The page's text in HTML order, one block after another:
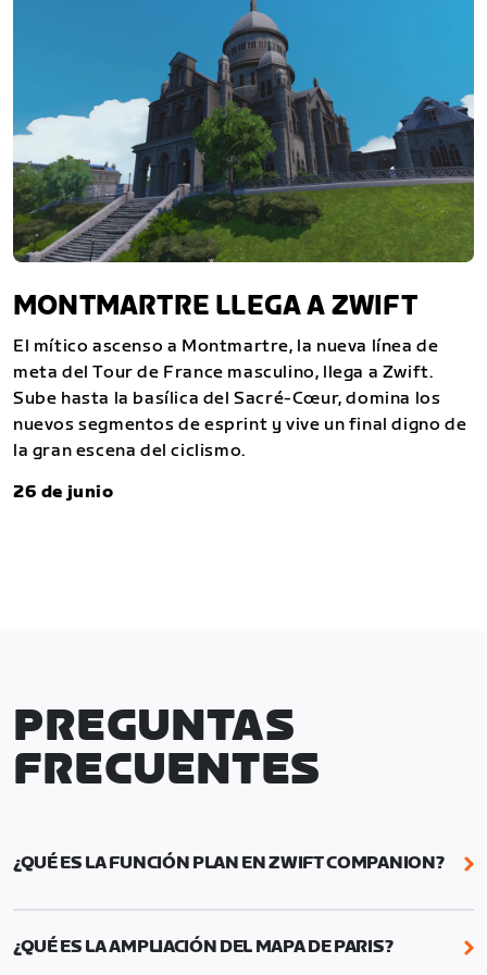
MONTMARTRE LLEGA A ZWIFT
El mítico ascenso a Montmartre, la nueva línea de
meta del Tour de France masculino, llega a Zwift.
Sube hasta la basílica del Sacré-Cœur, domina los
nuevos segmentos de esprint y vive un final digno de
la gran escena del ciclismo.
26 de junio
PREGUNTAS
FRECUENTES
¿QUÉ ES LA FUNCIÓN PLAN EN ZWIFT COMPANION?
Plan en Zwift Companion te permite organizar tu
semana programando entrenamientos, rutas y
eventos de ciclismo y de running, recorridos con
¿QUÉ ES LA AMPLIACIÓN DEL MAPA DE PARIS?